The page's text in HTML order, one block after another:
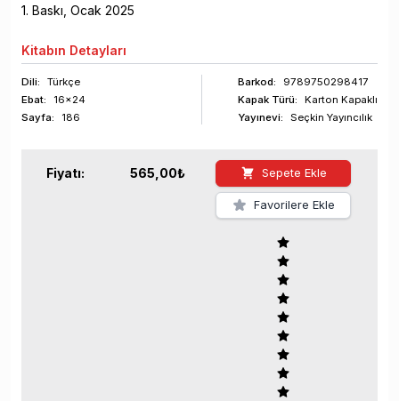
1. Baskı, Ocak 2025
Kitabın Detayları
Dili:
Türkçe
Ebat:
16x24
Sayfa: 186
Barkod:
9789750298417
Kapak Türü:
Karton Kapaklı
Yayınevi:
Seçkin Yayıncılık
Fiyatı: 565,00₺ Sepete Ekle
Favorilere Ekle